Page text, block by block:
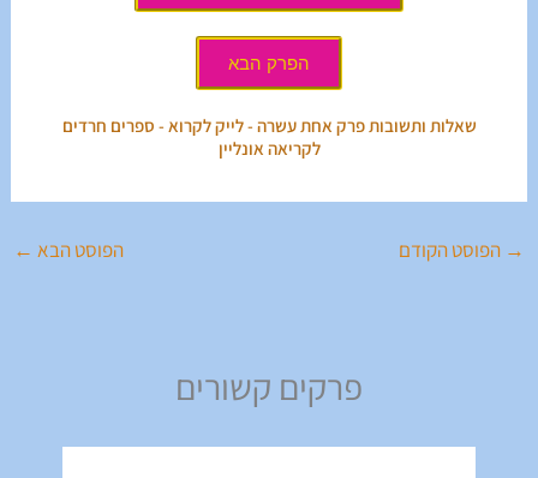
הפרק הבא
שאלות ותשובות פרק אחת עשרה - לייק לקרוא - ספרים חרדים
לקריאה אונליין
→ הפוסט הקודם הפוסט הבא ←
פרקים קשורים